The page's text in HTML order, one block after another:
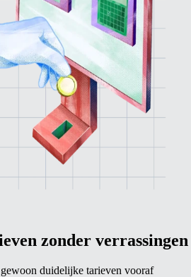
zonder verrassingen
duidelijke tarieven vooraf